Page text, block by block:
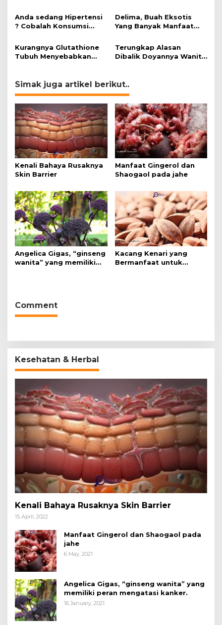
untuk Bahan Kue)
Tahu Manfaatnya untuk
Kesehatan?
Anda sedang Hipertensi
? Cobalah Konsumsi
Delima, Buah Eksotis
Yang Banyak Manfaat
Kurangnya Glutathione
Tubuh Menyebabkan
Terungkap Alasan
Dibalik Doyannya Wanita
Simak juga artikel berikut..
Kenali Bahaya Rusaknya
Skin Barrier
Manfaat Gingerol dan
Shaogaol pada jahe
Angelica Gigas, “ginseng
wanita” yang memiliki
Kacang Kenari yang
Bermanfaat untuk
Comment
Kesehatan & Herbal
Kenali Bahaya Rusaknya Skin Barrier
15 April, 2022
Manfaat Gingerol dan Shaogaol pada
jahe
6 May, 2021
Angelica Gigas, “ginseng wanita” yang
memiliki peran mengatasi kanker.
16 January, 2021